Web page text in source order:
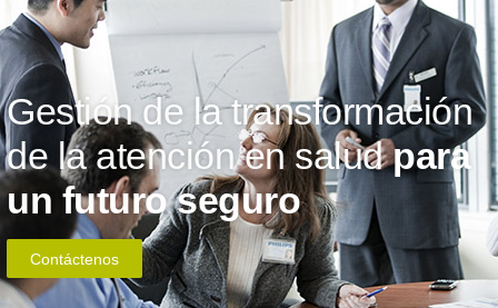
Gestión de la transformación
de la atención en saludpara
un futuro seguro
Contáctenos